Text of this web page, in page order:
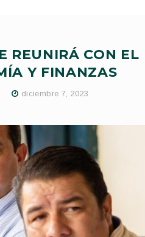
REUNIRÁ CON EL
Y FINANZAS
diciembre 7, 2023